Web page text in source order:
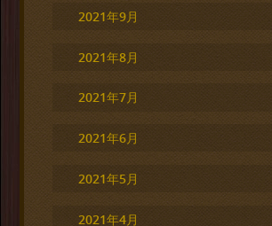
2021年9月
2021年8月
2021年7月
2021年6月
2021年5月
2021年4月